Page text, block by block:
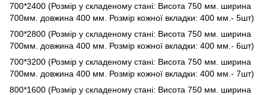
700*2400 (Розмір у складеному стані: Висота 750 мм. ширина
700мм. довжина 400 мм. Розмір кожної вкладки: 400 мм.- 5шт)
700*2800 (Розмір у складеному стані: Висота 750 мм. ширина
700мм. довжина 400 мм. Розмір кожної вкладки: 400 мм.- 6шт)
700*3200 (Розмір у складеному стані: Висота 750 мм. ширина
700мм. довжина 400 мм. Розмір кожної вкладки: 400 мм.- 7шт)
800*1600 (Розмір у складеному стані: Висота 750 мм. ширина